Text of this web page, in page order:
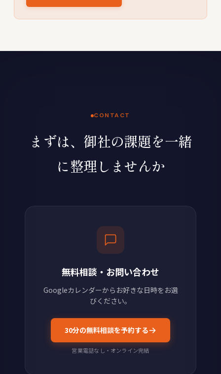
CONTACT
まずは、御社の課題を一緒
に整理しませんか
無料相談・お問い合わせ
Googleカレンダーからお好きな日時をお選
びください。
30分の無料相談を予約する
営業電話なし・オンライン完結